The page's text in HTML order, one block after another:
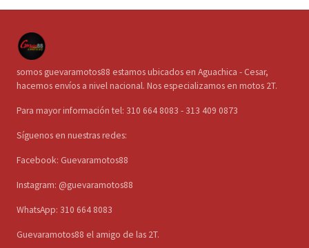
somos guevaramotos88 estamos ubicados en Aguachica - Cesar,
hacemos envíos a nivel nacional. Nos especializamos en motos 2T.
Para mayor información tel: 310 664 8083 - 313 409 0873
Síguenos en nuestras redes:
Facebook: Guevaramotos88
Instagram: @guevaramotos88
WhatsApp: 310 664 8083
Guevaramotos88 el amigo de las 2T.